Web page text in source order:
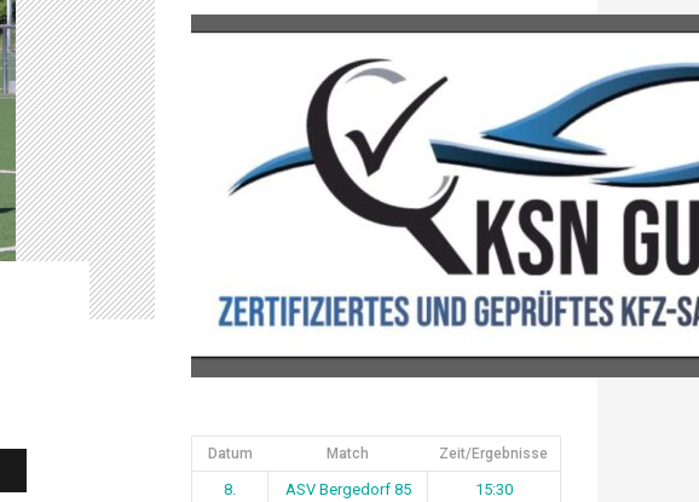
Datum Match Zeit/Ergebnisse
8.
ASV Bergedorf 85
15:30